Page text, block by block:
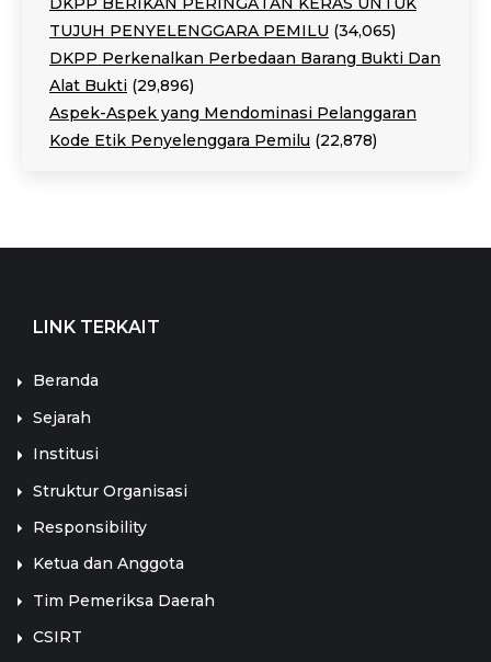
TUJUH PENYELENGGARA PEMILU (34,065)
DKPP Perkenalkan Perbedaan Barang Bukti Dan
Alat Bukti (29,896)
Aspek-Aspek yang Mendominasi Pelanggaran
Kode Etik Penyelenggara Pemilu (22,878)
LINK TERKAIT
Beranda
Sejarah
Institusi
Struktur Organisasi
Responsibility
Ketua dan Anggota
Tim Pemeriksa Daerah
CSIRT